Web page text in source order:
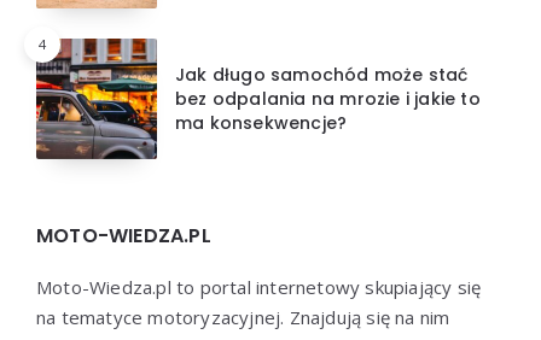
4
Jak długo samochód może stać
bez odpalania na mrozie i jakie to
ma konsekwencje?
MOTO-WIEDZA.PL
Moto-Wiedza.pl to portal internetowy skupiający się
na tematyce motoryzacyjnej. Znajdują się na nim